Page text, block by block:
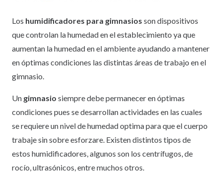
Los humidificadores para gimnasios son dispositivos
que controlan la humedad en el establecimiento ya que
aumentan la humedad en el ambiente ayudando a mantener
en óptimas condiciones las distintas áreas de trabajo en el
gimnasio.
Un gimnasio siempre debe permanecer en óptimas
condiciones pues se desarrollan actividades en las cuales
se requiere un nivel de humedad optima para que el cuerpo
trabaje sin sobre esforzare. Existen distintos tipos de
estos humidificadores, algunos son los centrífugos, de
rocío, ultrasónicos, entre muchos otros.